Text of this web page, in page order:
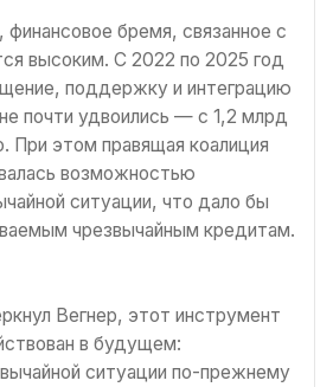
бремя, связанное с
высоким. С 2022 по 2025 год
поддержку и интеграцию
почти удвоились — с 1,2 млрд
При этом правящая коалиция
возможностью
ситуации, что дало бы
чрезвычайным кредитам.
Вегнер, этот инструмент
в будущем:
ситуации по-прежнему